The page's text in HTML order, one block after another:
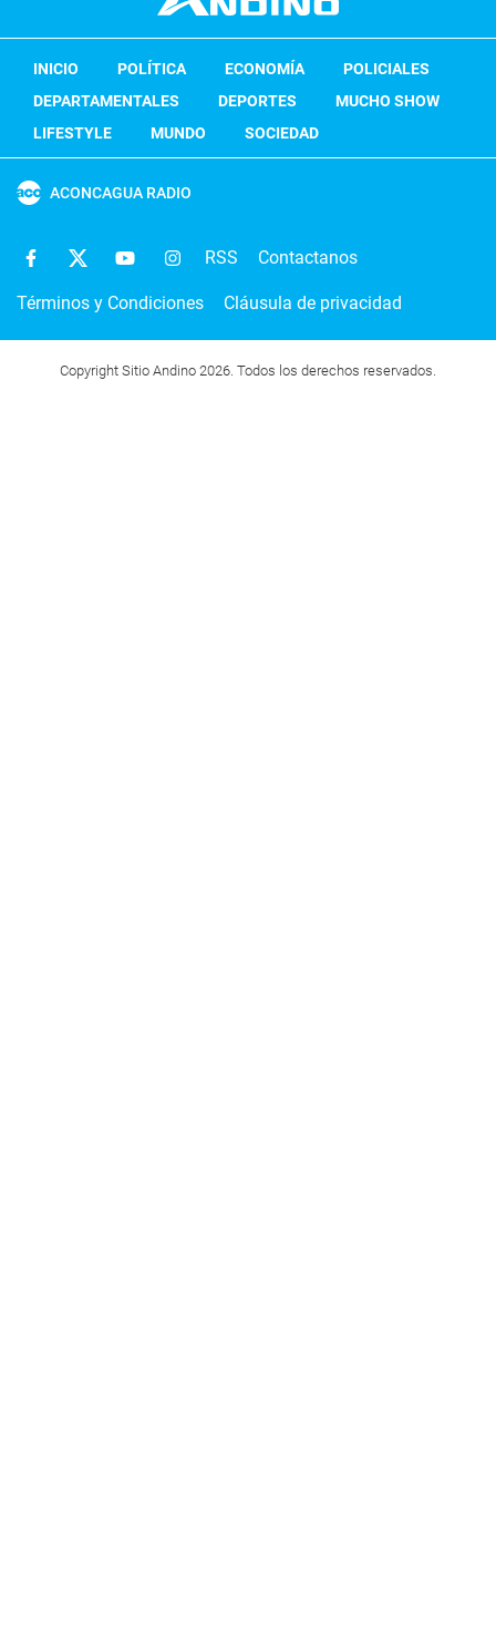
INICIO POLÍTICA ECONOMÍA
POLICIALES
DEPARTAMENTALES
DEPORTES
MUCHO SHOW
LIFESTYLE
MUNDO SOCIEDAD
ACONCAGUA RADIO
RSS Contactanos
Términos y Condiciones Cláusula de privacidad
Copyright Sitio Andino 2026. Todos los derechos reservados.